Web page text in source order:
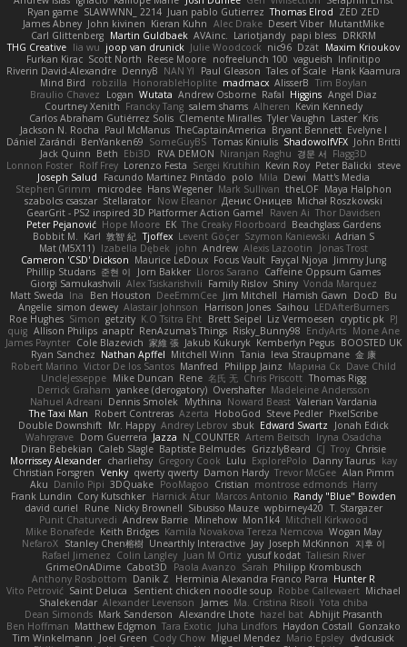
Ryan game SLAWWNN_ 2214 Juan pablo Gutierrez Thomas Elrod ZED ZED
James Abney John kivinen Kieran Kuhn Alec Drake Desert Viber MutantMike
Carl Glittenberg Martin Guldbaek AVAinc. Lariotjandy papi bless DRKRM
THG Creative lia wu joop van drunick Julie Woodcock nic96 Dzät Maxim Krioukov
Furkan Kirac Scott North Reese Moore nofreelunch 100 vagueish Infinitipo
Riverin David-Alexandre DennyB NAN YI Paul Gleason Tales of Scale Hank Kaamura
Mind Bird
robzilla HonorableHoplite madmacx AlisserB Tim Boylan
Braulio Chavez
Logan Wutata Andrew Osborne Rafal Higgins Angel Diaz
Courtney Xenith Francky Tang salem shams Alheren Kevin Kennedy
Carlos Abraham Gutiérrez Solis Clemente Miralles Tyler Vaughn Laster Kris
Jackson N. Rocha Paul McManus TheCaptainAmerica Bryant Bennett Evelyne I
Dániel Zarándi BenYanken69 SomeGuyBS Tomas Kiniulis ShadowolfVFX John Britti
Jack Quinn Beth Ebi3D RVA DEMON Niranjan Raghu 경문 서 Flagg3D
Lonnon Foster Rolf Frey Lorenzo Festa Sergei Krutihin Kevin Roy Peter Balicki steve
Joseph Salud
Facundo Martinez Pintado polo Mila Dewi
Matt's Media
Stephen Grimm
microdee Hans Wegener Mark Sullivan theLOF Maya Halphon
szabolcs csaszar Stellarator Now Eleanor Денис Оницев Michał Roszkowski
GearGrit - PS2 inspired 3D Platformer Action Game!
Raven Ai Thor Davidsen
Peter Pejanović Hope Moore EK The Creaky Floorboard Beachglass Gardens
Bobbit M. Karl 敦智 紀 Tjoffex Levent Göçer Szymon Kaniewski Adrian S
Mat (M5X11) Izabella Dębek john Andrew Alexis Lazootin
Jonas Trost
Cameron 'CSD' Dickson Maurice LeDoux Focus Vault Fayçal Njoya Jimmy Jung
Phillip Studans 준현 이 Jorn Bakker Lloros Sarano Caffeine Oppsum Games
Giorgi Samukashvili Alex Tsiskarishvili Family Rislov Shiny Vonda Marquez
Matt Sweda Ina Ben Houston DeeEmmCee Jim Mitchell Hamish Gawn DocD Bu
Angelie simon dewey Alastair Johnson Harrison Jones Saihou LEDAfterBurners
Roe Hughes Simon getzity K.O Tsitra Eht Brett Seipel Liz Vermoesen cryptic pk PJ
quig Allison Philips anaptr RenAzuma's Things Risky_Bunny98 EndyArts Mone Ane
James Paynter Cole Blazevich 家維 張 Jakub Kukuryk Kemberlyn Pegus BOOSTED UK
Ryan Sanchez Nathan Apffel Mitchell Winn Tania Ieva Straupmane 金 康
Robert Marino Victor De los Santos Manfred Philipp Jainz Марина Ск Dave Child
UncleJesseppe Mike Duncan Rene 名氏 无 Chris Priscott Thomas Rigg
Derrick Graham yankee (derogatory) Overshafter Madeleine Andersson
Nahuel Adreani Dennis Smolek Mythina Noward Beast Valerian Vardania
The Taxi Man
Robert Contreras Azerta HoboGod Steve Pedler PixelScribe
Double Downshift Mr. Happy Andrey Lebrov sbuk Edward Swartz
Jonah Edick
Wahrgrave Dom Guerrera Jazza N_COUNTER Artem Beitsch
Iryna Osadcha
Diran Bebekian Caleb Slagle Baptiste Belmudes GrizzlyBeard CJ Troy Chrisie
Morrissey Alexander charliehsy Gregory Cook Lulu ExplorePolo Danny Taurus kay
Christian Forsgren Venky qwerty qwerty Damon Hardy Trevor McGee Alan Pimm
Aku Danilo Pipi 3DQuake PooMagoo Cristian montrose edmonds Harry
Frank Lundin Cory Kutschker Harnick Atur Marcos Antonio Randy "Blue" Bowden
david curiel
Rune Nicky Brownell Sibusiso Mauze wpbirney420 T. Stargazer
Punit Chaturvedi Andrew Barrie Minehow Mon1k4 Mitchell Kirkwood
Mike Bonafede Keith Bridges Kamila Novakova Tereza Nemcova Wogan May
NefaroX Stanley Chen榕樹 Unearthly Interactive Jay Joseph McKinnon
지후 이
Rafael Jimenez Colin Langley Juan M Ortiz yusuf kodat Taliesin River
GrimeOnADime Cabot3D Paola Avanzo Sarah Philipp Krombusch
Anthony Rosbottom Danik Z Herminia Alexandra Franco Parra Hunter R
Vito Petrović Saint Deluca Sentient chicken noodle soup Robbe Callewaert Michael
Shalekendar Alexander Levenson James Ma. Cristina Risoli Yota chiba
Dean Simonds Mark Sanderson Alexandre Lhote hazel bat Abhijit Prasanth
Ben Hoffman Matthew Edgmon Tara Exotic Juha Lindfors Haydon Costall Gonzako
Tim Winkelmann
Joel Green Cody Chow Miguel Mendez Mario Epsley dvdcusick